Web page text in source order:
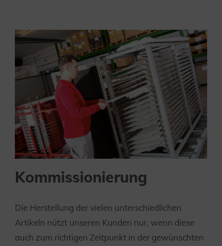
Kommissionierung
Die Herstellung der vielen unterschiedlichen
Artikeln nützt unseren Kunden nur, wenn diese
auch zum richtigen Zeitpunkt in der gewünschten